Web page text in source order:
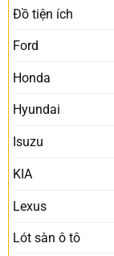
Đồ tiện ích
Ford
Honda
Hyundai
Isuzu
KIA
Lexus
Lót sàn ô tô